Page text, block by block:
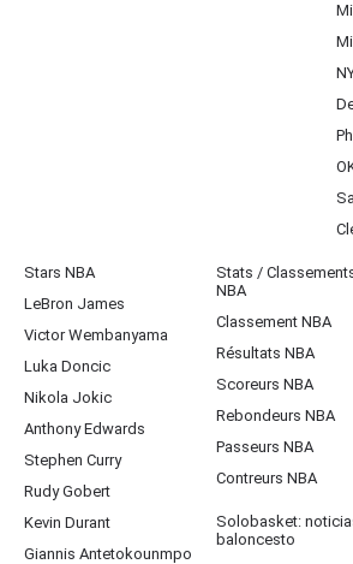
Stars NBA
LeBron James
Victor Wembanyama
Luka Doncic
Nikola Jokic
Anthony Edwards
Stephen Curry
Rudy Gobert
Kevin Durant
Giannis Antetokounmpo
Stats /
NBA
Classement NBA
Résultats NBA
Scoreurs NBA
Rebondeurs NBA
Passeurs NBA
Contreurs NBA
Solobasket:
baloncesto